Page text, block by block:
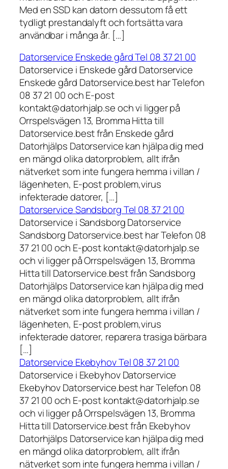
Med en SSD kan datorn dessutom få ett
tydligt prestandalyft och fortsätta vara
användbar i många år. […]
Datorservice Enskede gård Tel 08 37 21 00
Datorservice i Enskede gård Datorservice
Enskede gård Datorservice.best har Telefon
08 37 21 00 och E-post
kontakt@datorhjalp.se och vi ligger på
Orrspelsvägen 13, Bromma Hitta till
Datorservice.best från Enskede gård
Datorhjälps Datorservice kan hjälpa dig med
en mängd olika datorproblem, allt ifrån
nätverket som inte fungera hemma i villan /
lägenheten, E-post problem,virus
infekterade datorer, […]
Datorservice Sandsborg Tel 08 37 21 00
Datorservice i Sandsborg Datorservice
Sandsborg Datorservice.best har Telefon 08
37 21 00 och E-post kontakt@datorhjalp.se
och vi ligger på Orrspelsvägen 13, Bromma
Hitta till Datorservice.best från Sandsborg
Datorhjälps Datorservice kan hjälpa dig med
en mängd olika datorproblem, allt ifrån
nätverket som inte fungera hemma i villan /
lägenheten, E-post problem,virus
infekterade datorer, reparera trasiga bärbara
[…]
Datorservice Ekebyhov Tel 08 37 21 00
Datorservice i Ekebyhov Datorservice
Ekebyhov Datorservice.best har Telefon 08
37 21 00 och E-post kontakt@datorhjalp.se
och vi ligger på Orrspelsvägen 13, Bromma
Hitta till Datorservice.best från Ekebyhov
Datorhjälps Datorservice kan hjälpa dig med
en mängd olika datorproblem, allt ifrån
nätverket som inte fungera hemma i villan /